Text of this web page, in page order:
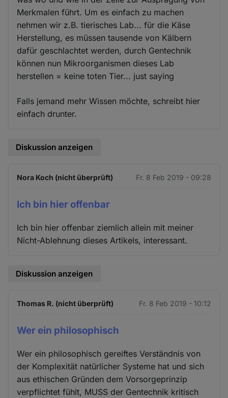
Merkmalen führt. Um es einfach zu machen
nehmen wir z.B. tierisches Lab... für die Käse
Herstellung, es müssen tausende von Kälbern
dafür geschlachtet werden, durch Gentechnik
können nun Mikroorganismen dieses Lab
herstellen = keine toten Tier... just saying
Falls jemand mehr Wissen möchte, schreibt hier
einfach drunter.
Diskussion anzeigen
Nora Koch (nicht überprüft) Fr. 8 Feb 2019 - 09:28
Ich bin hier offenbar
Ich bin hier offenbar ziemlich allein mit meiner
Nicht-Ablehnung dieses Artikels, interessant.
Diskussion anzeigen
Thomas R. (nicht überprüft) Fr. 8 Feb 2019 - 10:12
Wer ein philosophisch
Wer ein philosophisch gereiftes Verständnis von
der Komplexität natürlicher Systeme hat und sich
aus ethischen Gründen dem Vorsorgeprinzip
verpflichtet fühlt, MUSS der Gentechnik kritisch